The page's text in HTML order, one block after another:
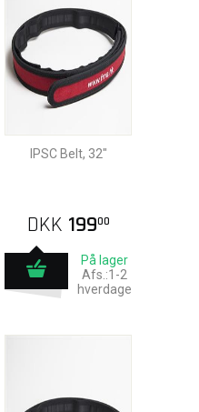
IPSC Belt, 32"
DKK 19900
På lager
Afs.:1-2
hverdage